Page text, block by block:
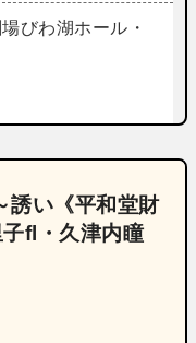
びわ湖ホール・
い《平和堂財
fl・久津内瞳